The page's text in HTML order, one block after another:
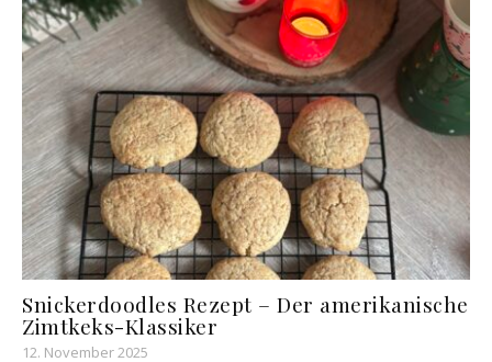
Snickerdoodles Rezept – Der amerikanische
Zimtkeks-Klassiker
12. November 2025